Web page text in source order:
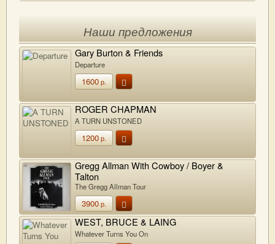
Наши предложения
Gary Burton & Friends
Departure
1600р.
ROGER CHAPMAN
A TURN UNSTONED
1200р.
Gregg Allman With Cowboy / Boyer &
Talton
The Gregg Allman Tour
3900р.
WEST, BRUCE & LAING
Whatever Turns You On